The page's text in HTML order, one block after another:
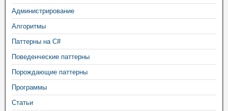
Администрирование
Алгоритмы
Паттерны на C#
Поведенческие паттерны
Порождающие паттерны
Программы
Статьи